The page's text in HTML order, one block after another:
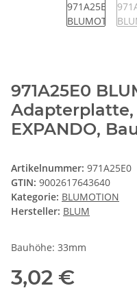
971A25E0
Adapterplatte,
EXPANDO,
Artikelnummer: 971A25E0
GTIN: 9002617643640
Kategorie: BLUMOTION
Hersteller: BLUM
Bauhöhe: 33mm
3,02 €